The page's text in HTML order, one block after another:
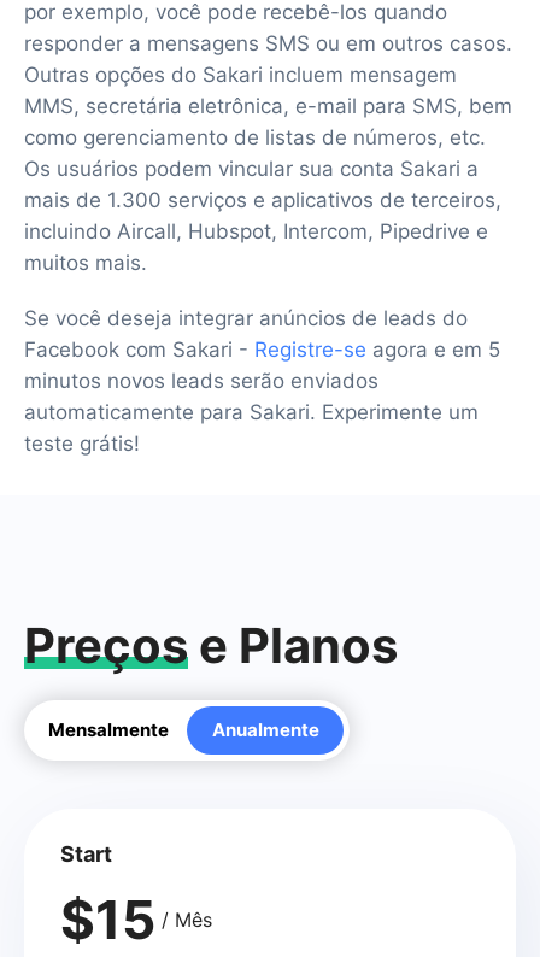
por exemplo, você pode recebê-los quando
responder a mensagens SMS ou em outros casos.
Outras opções do Sakari incluem mensagem
MMS, secretária eletrônica, e-mail para SMS, bem
como gerenciamento de listas de números, etc.
Os usuários podem vincular sua conta Sakari a
mais de 1.300 serviços e aplicativos de terceiros,
incluindo Aircall, Hubspot, Intercom, Pipedrive e
muitos mais.
Se você deseja integrar anúncios de leads do
Facebook com Sakari - Registre-se agora e em 5
minutos novos leads serão enviados
automaticamente para Sakari. Experimente um
teste grátis!
Preços e Planos
Mensalmente Anualmente
Start
$15 / Mês